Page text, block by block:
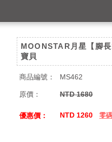
MOONSTAR月星【腳
寶貝
商品編號： MS462
原價： NTD 1680
優惠價： NTD 1260 零